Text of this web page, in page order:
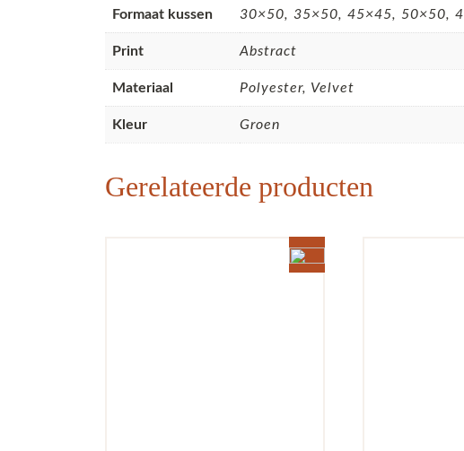
Formaat kussen 30×50, 35×50, 45×45, 50×50,
Print Abstract
Materiaal Polyester, Velvet
Kleur Groen
Gerelateerde producten